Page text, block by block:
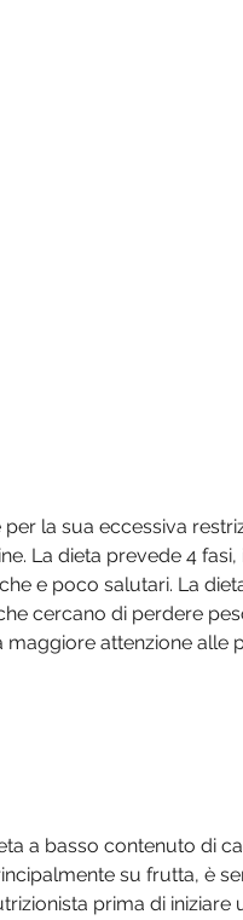
La dieta prevede 4
e poco salutari. La
cercano di perdere
attenzione alle
a basso contenuto di
su frutta, è
prima di iniziare